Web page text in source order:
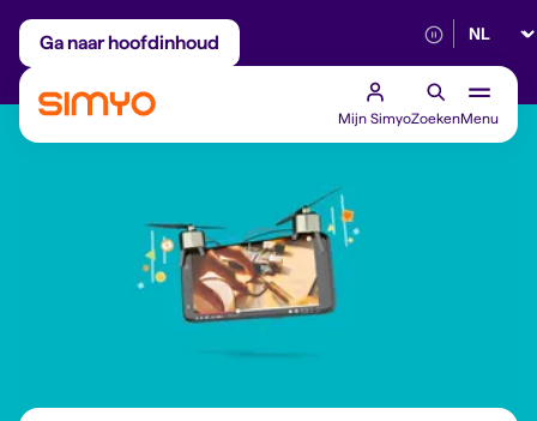
Ga naar hoofdinhoud
Maandelijks aanpasbaar Betrouwbaar
Mijn SimyoZoekenMenu